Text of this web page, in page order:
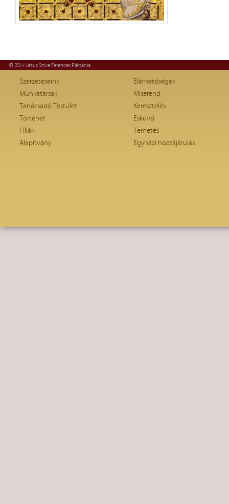
© 2014 Jézus Szíve Ferences Plébánia
Szerzeteseink
Munkatársak
Tanácsadó Testület
Történet
Fíliák
Alapítvány
Elérhetőségek
Miserend
Keresztelés
Esküvő
Temetés
Egyházi hozzájárulás